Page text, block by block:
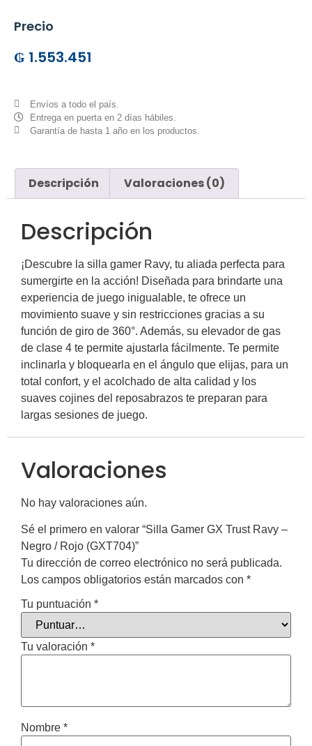
Precio
₲ 1.553.451
Envíos a todo el país.
Entrega en puerta en 2 días hábiles.
Garantía de hasta 1 año en los productos.
Descripción Valoraciones (0)
Descripción
¡Descubre la silla gamer Ravy, tu aliada perfecta para
sumergirte en la acción! Diseñada para brindarte una
experiencia de juego inigualable, te ofrece un
movimiento suave y sin restricciones gracias a su
función de giro de 360°. Además, su elevador de gas
de clase 4 te permite ajustarla fácilmente. Te permite
inclinarla y bloquearla en el ángulo que elijas, para un
total confort, y el acolchado de alta calidad y los
suaves cojines del reposabrazos te preparan para
largas sesiones de juego.
Valoraciones
No hay valoraciones aún.
Sé el primero en valorar “Silla Gamer GX Trust Ravy –
Negro / Rojo (GXT704)”
Tu dirección de correo electrónico no será publicada.
Los campos obligatorios están marcados con *
Tu puntuación *
Tu valoración *
Nombre *